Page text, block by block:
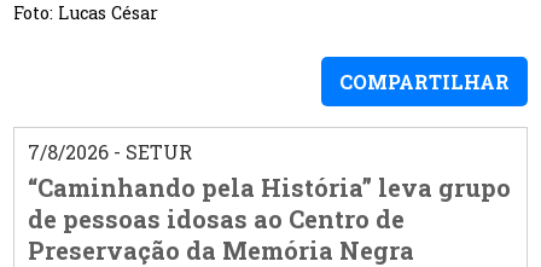
Foto: Lucas César
COMPARTILHAR
7/8/2026 - SETUR
“Caminhando pela História” leva grupo
de pessoas idosas ao Centro de
Preservação da Memória Negra